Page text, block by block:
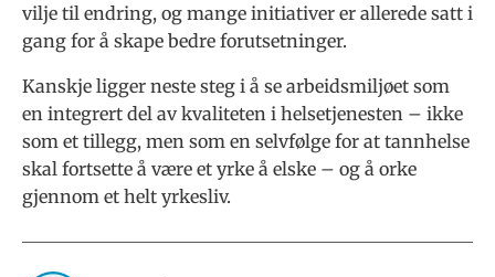
vilje til endring, og mange initiativer er allerede satt i
gang for å skape bedre forutsetninger.
Kanskje ligger neste steg i å se arbeidsmiljøet som
en integrert del av kvaliteten i helsetjenesten – ikke
som et tillegg, men som en selvfølge for at tannhelse
skal fortsette å være et yrke å elske – og å orke
gjennom et helt yrkesliv.